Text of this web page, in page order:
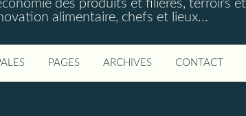
des produits et filières, terroirs
alimentaire, chefs et lieux...
PAGES ARCHIVES CONTACT